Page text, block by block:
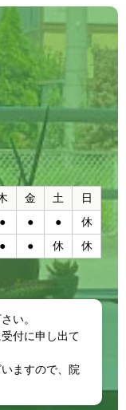
金 土
日
● ● ●
休
● ● 休 休
い。
付に申し出て
ますので、院